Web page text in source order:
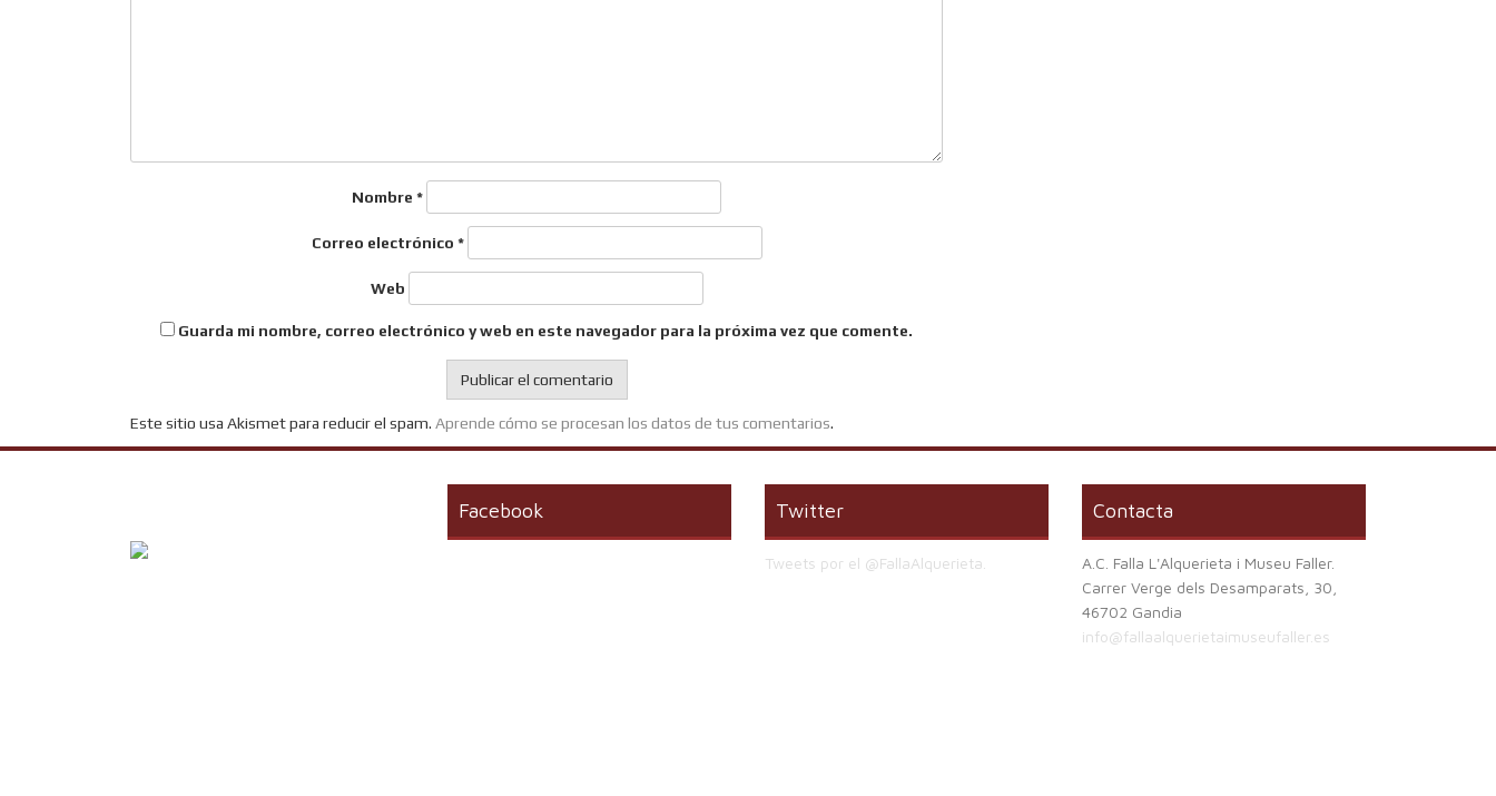
Nombre *
Correo electrónico *
Web
Guarda mi nombre, correo electrónico y web en este navegador para la próxima vez que comente.
Este sitio usa Akismet para reducir el spam. Aprende cómo se procesan los datos de tus comentarios.
Facebook Twitter
Tweets por el @FallaAlquerieta.
Contacta
A.C. Falla L'Alquerieta i Museu Faller.
Carrer Verge dels Desamparats, 30,
46702 Gandia
info@fallaalquerietaimuseufaller.es